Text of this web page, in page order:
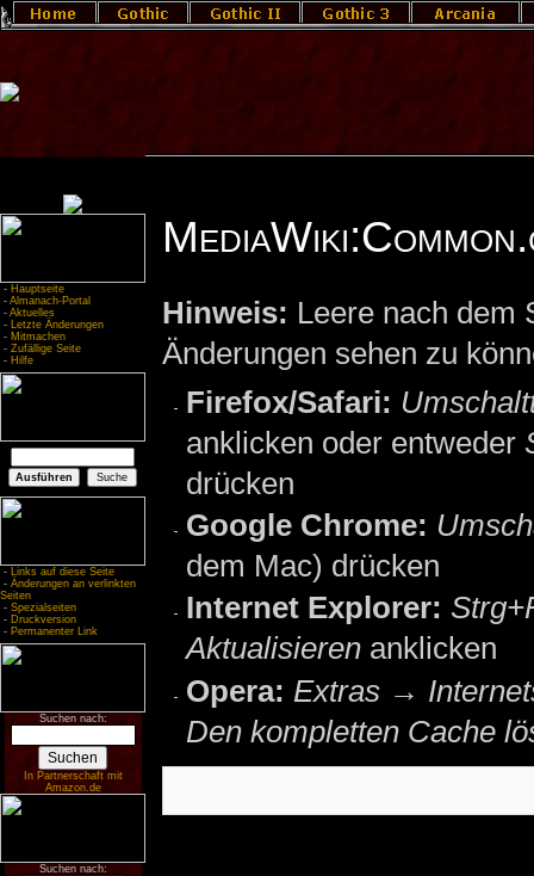
- Hauptseite
- Almanach-Portal
- Aktuelles
- Letzte Änderungen
- Mitmachen
- Zufällige Seite
- Hilfe
- Links auf diese Seite
- Änderungen an verlinkten
Seiten
- Spezialseiten
- Druckversion
- Permanenter Link
Suchen nach:
In Partnerschaft mit
Amazon.de
Suchen nach:
Hinweis: Leere nach dem
Änderungen sehen zu
Firefox/Safari:
anklicken oder entweder
drücken
Google Chrome:
dem Mac) drücken
Internet Explorer:
Aktualisieren anklicken
Opera: Extras →
Den kompletten Cache